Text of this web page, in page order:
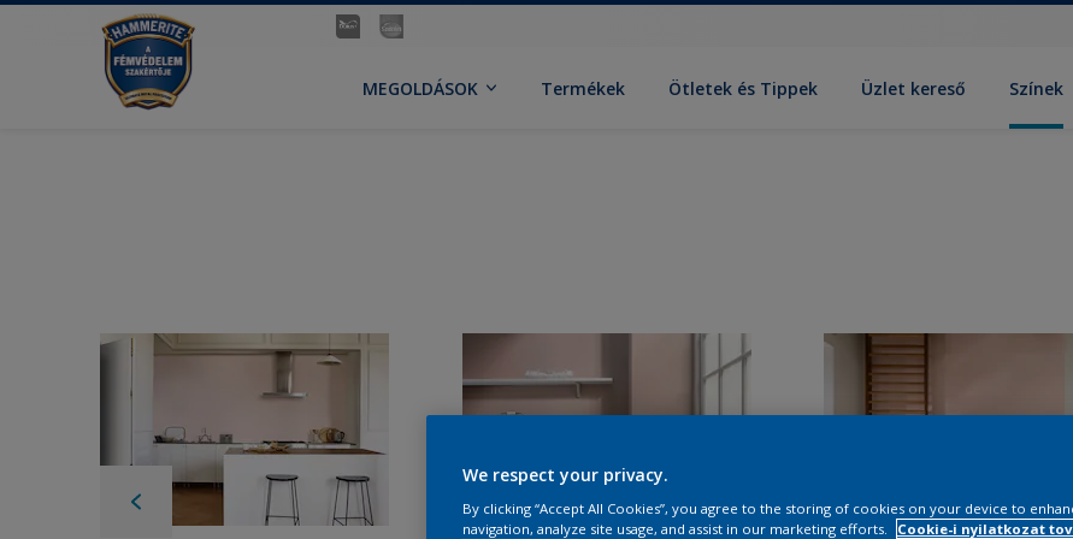
MEGOLDÁSOK Termékek Ötletek és Tippek Üzlet kereső Színek
We respect your privacy.
By clicking “Accept All Cookies”, you agree to the storing of cookies on your device to
navigation, analyze site usage, and assist in our marketing efforts.
Cookie-i nyilatkozat